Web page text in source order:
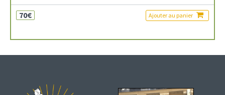
70€ Ajouter au panier